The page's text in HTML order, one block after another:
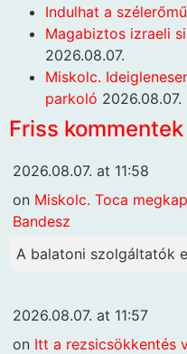
Indulhat a
Magabiztos izraeli
2026.08.07.
Miskolc.
parkoló 2026.08.07.
Friss kommentek
2026.08.07. at 11:58
on Miskolc. Toca
Bandesz
A balatoni szolgáltatók
2026.08.07. at 11:57
on Itt a rezsicsökkentés